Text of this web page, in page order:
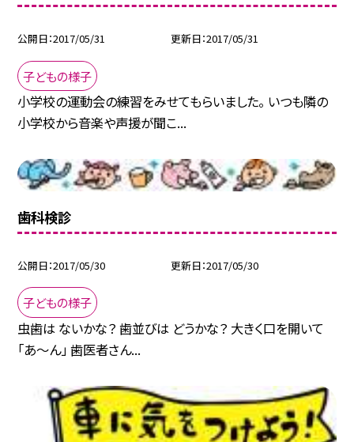
公開日 2017/05/31 更新日 2017/05/31
子どもの様子
小学校の運動会の練習をみせてもらいました。 いつも隣の
小学校から音楽や声援が聞こ...
歯科検診
公開日 2017/05/30 更新日 2017/05/30
子どもの様子
虫歯は ないかな？ 歯並びは どうかな？ 大きく口を開いて
「あ〜ん」 歯医者さん...